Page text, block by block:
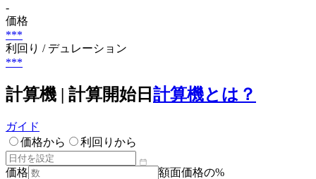
-
価格
***
利回り / デュレーション
***
計算機 | 計算開始日 計算機とは？
ガイド
価格から
利回りから
価格
額面価格の%